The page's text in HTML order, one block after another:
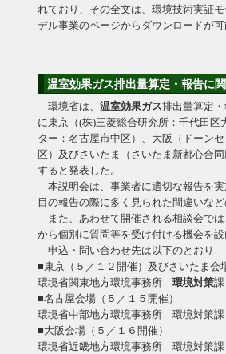
れており、その全文は、環境技術実証
デル事業のページからダウンロードが可
温室効果ガス排出量算定・報告に
環境省は、 温室効果ガス排出量算定
に東京（(株)三菱総合研究所：千代田
ター：名古屋市中区）、大阪（ドーン
区）及びさいたま（さいたま新都心合
すると発表した。
本説明会は、事業者に適切な報告を
目の報告の際に多く見られた間違いな
また、あわせて開催される相談会で
から個別に質問等を受け付ける機会を設
申込・問い合わせ先は以下のとおり
■東京（５／１２開催）及びさいたま会
環境省関東地方環境事務所 環境対策
■名古屋会場（５／１５開催）
環境省中部地方環境事務所 環境対策
■大阪会場（５／１６開催）
環境省近畿地方環境事務所 環境対策